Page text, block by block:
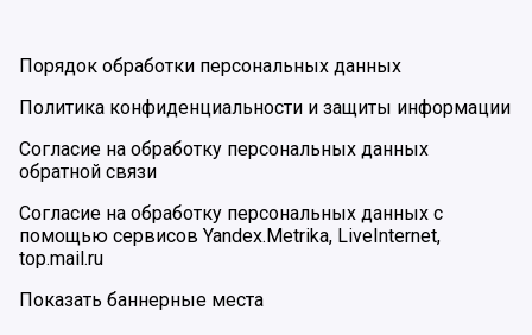
Порядок обработки персональных данных
Политика конфиденциальности и защиты информации
Согласие на обработку персональных данных
обратной связи
Согласие на обработку персональных данных с
помощью сервисов Yandex.Metrika, LiveInternet,
top.mail.ru
Показать баннерные места